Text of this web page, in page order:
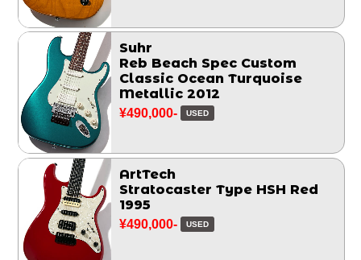
Suhr
Reb Beach Spec Custom
Classic Ocean Turquoise
Metallic 2012
¥490,000- USED
ArtTech
Stratocaster Type HSH Red
1995
¥490,000- USED